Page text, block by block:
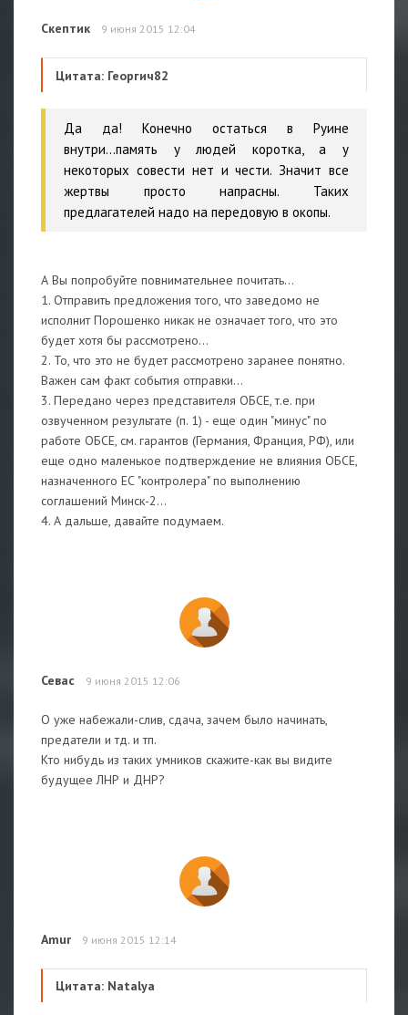
Скептик 9 июня 2015 12:04
Цитата: Георгич82
Да да! Конечно остаться в Руине
внутри...память у людей коротка, а у
некоторых совести нет и чести. Значит все
жертвы просто напрасны. Таких
предлагателей надо на передовую в окопы.
А Вы попробуйте повнимательнее почитать...
1. Отправить предложения того, что заведомо не
исполнит Порошенко никак не означает того, что это
будет хотя бы рассмотрено...
2. То, что это не будет рассмотрено заранее понятно.
Важен сам факт события отправки...
3. Передано через представителя ОБСЕ, т.е. при
озвученном результате (п. 1) - еще один "минус" по
работе ОБСЕ, см. гарантов (Германия, Франция, РФ), или
еще одно маленькое подтверждение не влияния ОБСЕ,
назначенного ЕС "контролера" по выполнению
соглашений Минск-2...
4. А дальше, давайте подумаем.
Севас 9 июня 2015 12:06
О уже набежали-слив, сдача, зачем было начинать,
предатели и тд. и тп.
Кто нибудь из таких умников скажите-как вы видите
будущее ЛНР и ДНР?
Amur 9 июня 2015 12:14
Цитата: Natalya